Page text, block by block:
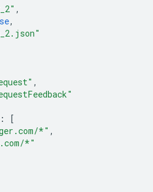
,
,
,
:
[
*" ,
*"